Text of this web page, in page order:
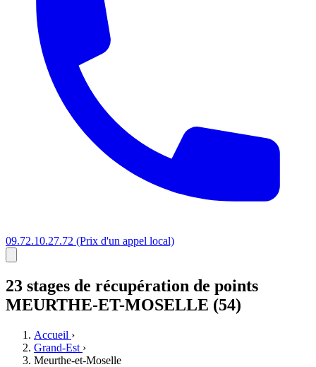
09.72.10.27.72 (Prix d'un appel local)
23 stages de récupération de points
MEURTHE-ET-MOSELLE (54)
Accueil ›
Grand-Est ›
Meurthe-et-Moselle